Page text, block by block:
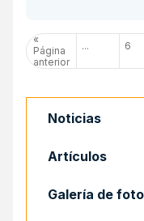
«
Página
anterior
... 6
Noticias
Artículos
Galería de